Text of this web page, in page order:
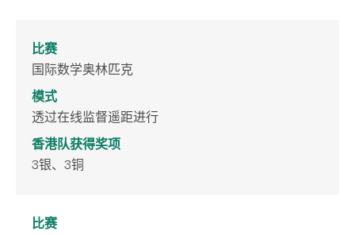
比赛
国际数学奥林匹克
模式
透过在线监督遥距进行
香港队获得奖项
3银、3铜
比赛